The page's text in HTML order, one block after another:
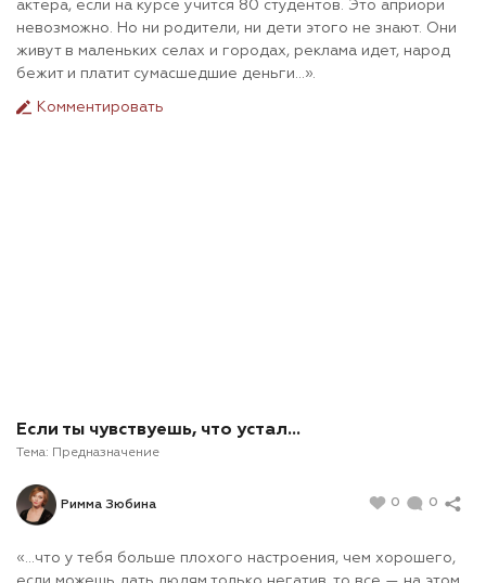
актера, если на курсе учится 80 студентов. Это априори
невозможно. Но ни родители, ни дети этого не знают. Они
живут в маленьких селах и городах, реклама идет, народ
бежит и платит сумасшедшие деньги…».
Комментировать
Если ты чувствуешь, что устал...
Тема: Предназначение
Римма Зюбина 0 0
«…что у тебя больше плохого настроения, чем хорошего,